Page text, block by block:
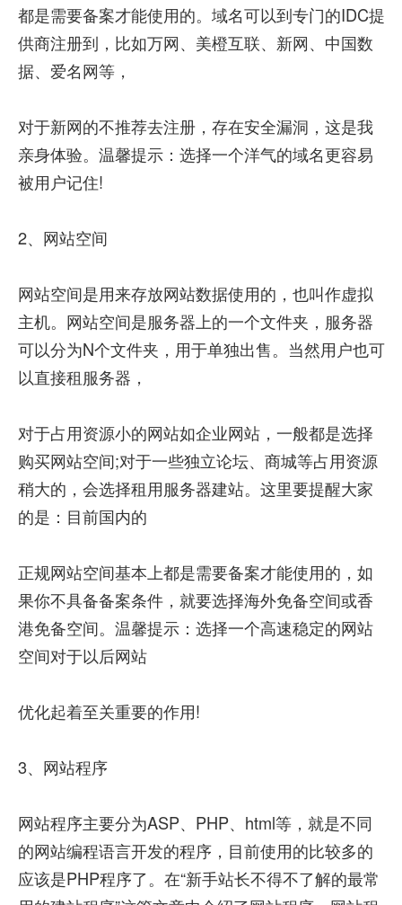
都是需要备案才能使用的。域名可以到专门的IDC提
供商注册到，比如万网、美橙互联、新网、中国数
据、爱名网等，
对于新网的不推荐去注册，存在安全漏洞，这是我
亲身体验。温馨提示：选择一个洋气的域名更容易
被用户记住!
2、网站空间
网站空间是用来存放网站数据使用的，也叫作虚拟
主机。网站空间是服务器上的一个文件夹，服务器
可以分为N个文件夹，用于单独出售。当然用户也可
以直接租服务器，
对于占用资源小的网站如企业网站，一般都是选择
购买网站空间;对于一些独立论坛、商城等占用资源
稍大的，会选择租用服务器建站。这里要提醒大家
的是：目前国内的
正规网站空间基本上都是需要备案才能使用的，如
果你不具备备案条件，就要选择海外免备空间或香
港免备空间。温馨提示：选择一个高速稳定的网站
空间对于以后网站
优化起着至关重要的作用!
3、网站程序
网站程序主要分为ASP、PHP、html等，就是不同
的网站编程语言开发的程序，目前使用的比较多的
应该是PHP程序了。在“新手站长不得不了解的最常